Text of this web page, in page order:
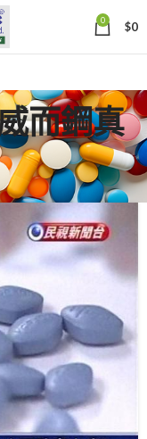
0 $0
而鋼真